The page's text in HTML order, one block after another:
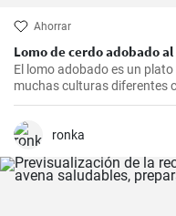
Ahorrar
Lomo de cerdo adobado
El lomo adobado es un
muchas culturas diferentes
sencilla y deliciosa que
cerdo marinado (adobado)
antes de ser asado hasta
ronka